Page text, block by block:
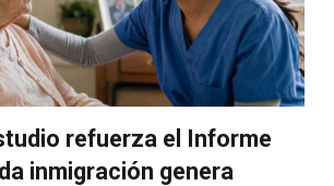
refuerza el Informe
inmigración genera